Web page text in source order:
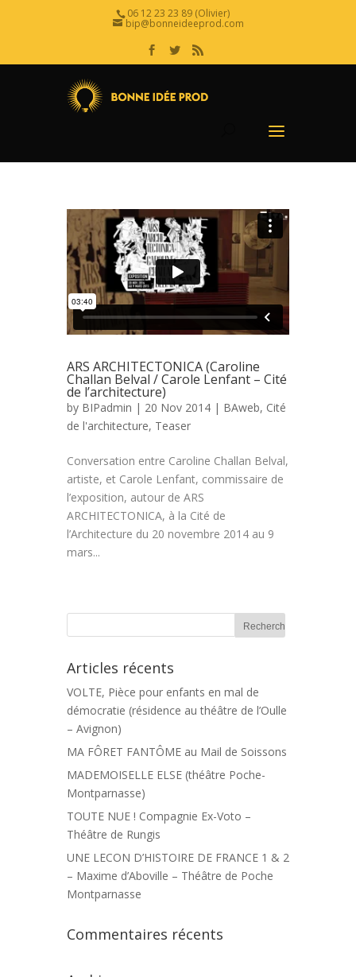
06 12 23 23 89 (Olivier)
bip@bonneideeprod.com
ARS ARCHITECTONICA (Caroline
Challan Belval / Carole Lenfant – Cité
de l’architecture)
by BIPadmin | 20 Nov 2014 | BAweb, Cité
de l'architecture, Teaser
Conversation entre Caroline Challan Belval,
artiste, et Carole Lenfant, commissaire de
l’exposition, autour de ARS
ARCHITECTONICA, à la Cité de
l’Architecture du 20 novembre 2014 au 9
mars...
Articles récents
VOLTE, Pièce pour enfants en mal de
démocratie (résidence au théâtre de l’Oulle
– Avignon)
MA FÔRET FANTÔME au Mail de Soissons
MADEMOISELLE ELSE (théâtre Poche-
Montparnasse)
TOUTE NUE ! Compagnie Ex-Voto –
Théâtre de Rungis
UNE LECON D’HISTOIRE DE FRANCE 1 & 2
– Maxime d’Aboville – Théâtre de Poche
Montparnasse
Commentaires récents